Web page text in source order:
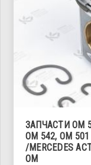
ЗАПЧАСТИ ОМ
ОМ 542, ОМ 501
/MERCEDES
OM